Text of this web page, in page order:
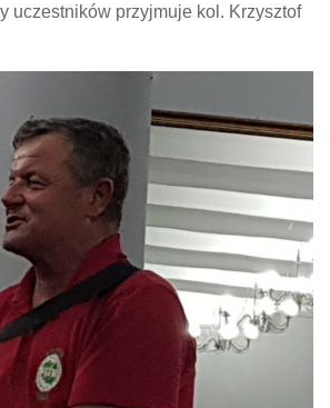
uczestników przyjmuje kol. Krzysztof